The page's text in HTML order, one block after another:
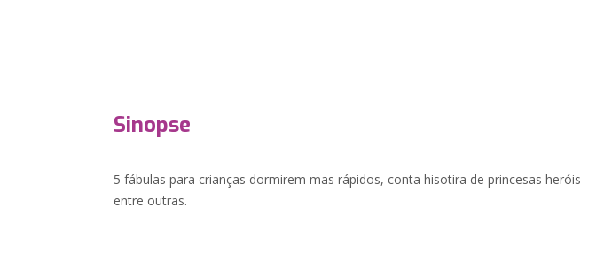
Sinopse
5 fábulas para crianças dormirem mas rápidos, conta hisotira de princesas heróis
entre outras.